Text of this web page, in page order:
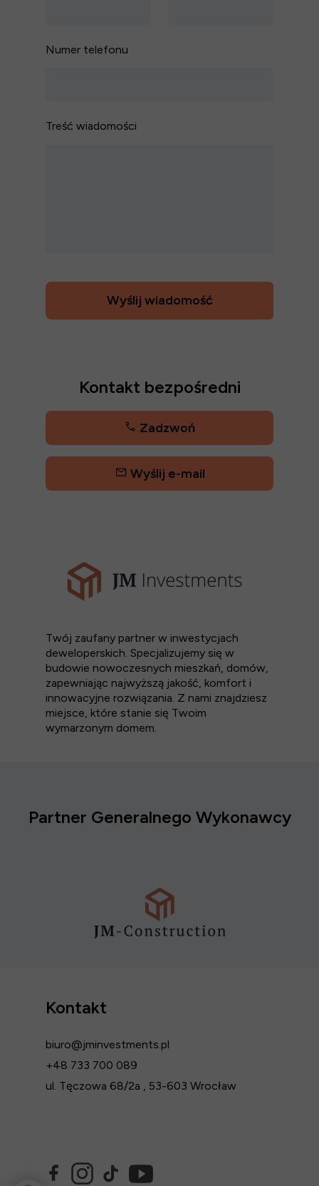
Kontakt
Numer telefonu
Treść wiadomości
Wyślij wiadomość
Kontakt bezpośredni
Wyślij e-mail
Zadzwoń
Partner Generalnego Wykonawcy
Twój zaufany partner w inwestycjach
deweloperskich. Specjalizujemy się w
budowie nowoczesnych mieszkań, domów,
zapewniając najwyższą jakość, komfort i
innowacyjne rozwiązania. Z nami znajdziesz
miejsce, które stanie się Twoim
wymarzonym domem.
biuro@jminvestments.pl
+48 733 700 089
ul. Tęczowa 68/2a , 53-603 Wrocław